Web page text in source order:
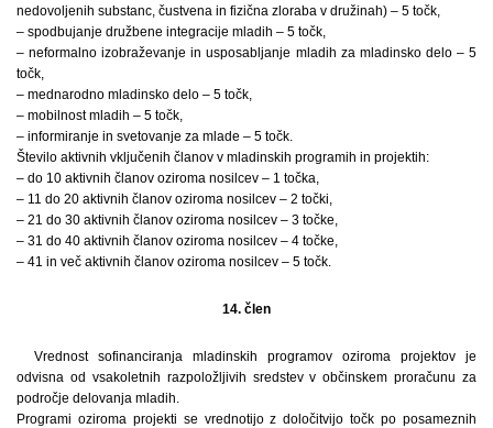
nedovoljenih substanc, čustvena in fizična zloraba v družinah) – 5 točk,
– spodbujanje družbene integracije mladih – 5 točk,
– neformalno izobraževanje in usposabljanje mladih za mladinsko delo – 5
točk,
– mednarodno mladinsko delo – 5 točk,
– mobilnost mladih – 5 točk,
– informiranje in svetovanje za mlade – 5 točk.
Število aktivnih vključenih članov v mladinskih programih in projektih:
– do 10 aktivnih članov oziroma nosilcev – 1 točka,
– 11 do 20 aktivnih članov oziroma nosilcev – 2 točki,
– 21 do 30 aktivnih članov oziroma nosilcev – 3 točke,
– 31 do 40 aktivnih članov oziroma nosilcev – 4 točke,
– 41 in več aktivnih članov oziroma nosilcev – 5 točk.
14. člen
Vrednost sofinanciranja mladinskih programov oziroma projektov je
odvisna od vsakoletnih razpoložljivih sredstev v občinskem proračunu za
področje delovanja mladih.
Programi oziroma projekti se vrednotijo z določitvijo točk po posameznih